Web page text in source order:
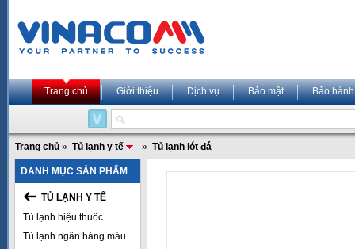
Trang chủ Giới thiệu Dịch vụ Bảo mật Bảo hành
Trang chủ » Tủ lạnh y tế » Tủ lạnh lót đá
DANH MỤC SẢN PHẨM
TỦ LẠNH Y TẾ
Tủ lạnh hiệu thuốc
Tủ lạnh ngân hàng máu